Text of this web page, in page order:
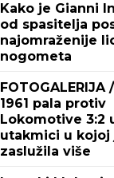
Kako je Gianni
od spasitelja
najomraženije
nogometa
FOTOGALERIJA
1961 pala protiv
Lokomotive 3:2
utakmici u kojoj
zaslužila više